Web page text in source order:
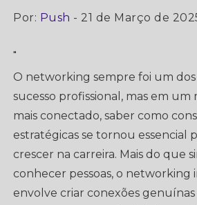
Por: Push - 21 de Março de
"
O networking sempre foi um dos
sucesso profissional, mas em
mais conectado, saber como
estratégicas se tornou essencial
crescer na carreira. Mais do que
conhecer pessoas, o networking
envolve criar conexões